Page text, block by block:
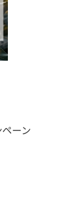
ーン